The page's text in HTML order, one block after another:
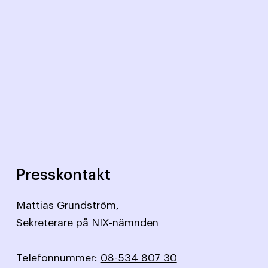
Presskontakt
Mattias Grundström,
Sekreterare på NIX-nämnden
Telefonnummer: 08-534 807 30